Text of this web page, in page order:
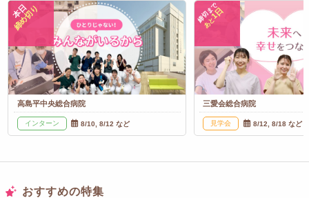
本日
締め切り
高島平中央総合病院
インターン 8/10, 8/12 など
締切まで
あと
1日
三愛会総合病院
見学会 8/12, 8/18 など
おすすめの特集